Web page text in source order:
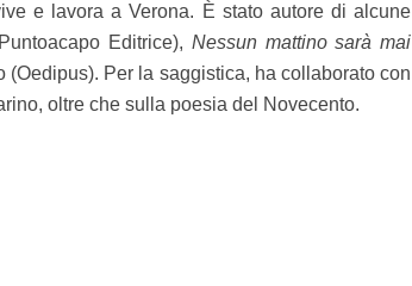
e lavora a Verona. È stato autore di alcune
Editrice), Nessun mattino sarà mai
(Oedipus). Per la saggistica, ha collaborato con
oltre che sulla poesia del Novecento.